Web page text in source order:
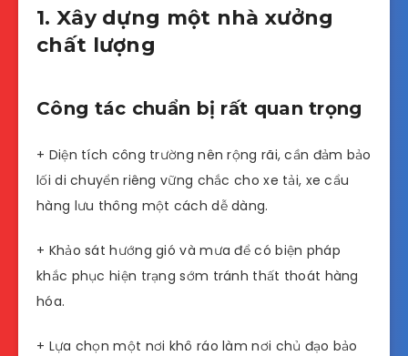
1. Xây dựng một nhà xưởng
chất lượng
Công tác chuẩn bị rất quan trọng
+ Diện tích công trường nên rộng rãi, cần đảm bảo
lối di chuyển riêng vững chắc cho xe tải, xe cẩu
hàng lưu thông một cách dễ dàng.
+ Khảo sát hướng gió và mưa để có biện pháp
khắc phục hiện trạng sớm tránh thất thoát hàng
hóa.
+ Lựa chọn một nơi khô ráo làm nơi chủ đạo bảo